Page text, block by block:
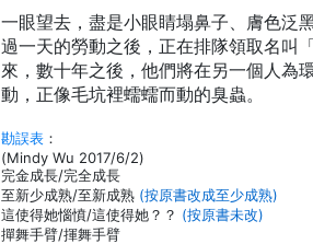
一眼望去，盡是小眼睛塌鼻子、膚色泛
過一天的勞動之後，正在排隊領取名叫
來，數十年之後，他們將在另一個人為
動，正像毛坑裡蠕蠕而動的臭蟲。
勘誤表 ：
(Mindy Wu 2017/6/2)
完金成長/完全成長
至新少成熟/至新成熟 (按原書改成至少成熟)
這使得她惱憤/這使得她？？ (按原書未改)
撣舞手臂/揮舞手臂